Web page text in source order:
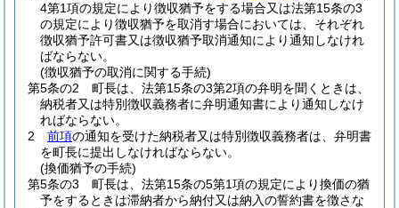
4第1項の規定により徴収猶予をする場合又は法第15条の3
の規定により徴収猶予を取消す場合においては、それぞれ
徴収猶予許可書又は徴収猶予取消通知により通知しなけれ
ばならない。
(徴収猶予の取消に関する手続)
第5条の2
町長は、法第15条の3第2項の弁明を聞くときは、
納税者又は特別徴収義務者に弁明通知書により通知しなけ
ればならない。
2
前項の通知を受けた納税者又は特別徴収義務者は、弁明書
を町長に提出しなければならない。
(換価猶予の手続)
第5条の3
町長は、法第15条の5第1項の規定により換価の猶
予をするときは滞納者から納付又は納入の誓約書を徴さな